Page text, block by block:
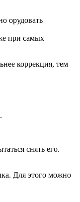
орудовать
при самых
коррекция, тем
снять его.
Для этого можно